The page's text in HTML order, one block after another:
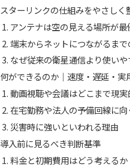
スターリンクの仕組みをやさしく
アンテナは空の見える場所が最
端末からネットにつながるま
なぜ従来の衛星通信より使い
何ができるのか｜速度・遅延・実
動画視聴や会議はどこまで現
在宅勤務や法人の予備回線に向
災害時に強いといわれる理由
導入前に見るべき判断基準
料金と初期費用はどう考えるか